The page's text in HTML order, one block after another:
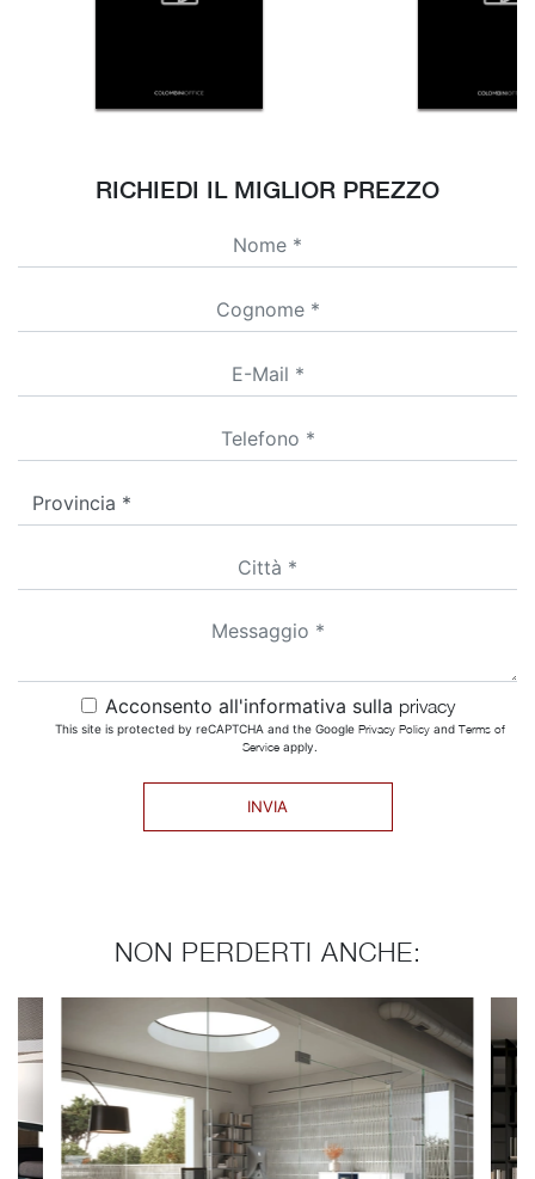
RICHIEDI IL MIGLIOR PREZZO
Acconsento all'informativa sulla privacy
This site is protected by reCAPTCHA and the Google Privacy Policyand Terms of
Serviceapply.
INVIA
NON PERDERTI ANCHE: